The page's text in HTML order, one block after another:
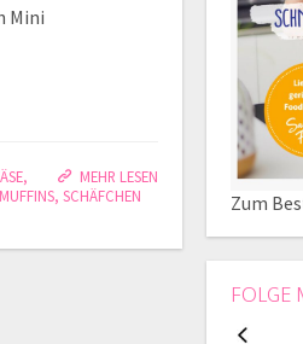
Mini
MEHR LESEN
,
, SCHÄFCHEN
Zum
FOLGE